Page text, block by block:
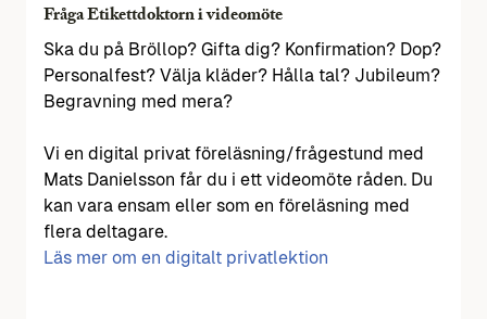
Fråga Etikettdoktorn i videomöte
Ska du på Bröllop? Gifta dig? Konfirmation? Dop?
Personalfest? Välja kläder? Hålla tal? Jubileum?
Begravning med mera?
Vi en digital privat föreläsning/frågestund med
Mats Danielsson får du i ett videomöte råden. Du
kan vara ensam eller som en föreläsning med
flera deltagare.
Läs mer om en digitalt privatlektion